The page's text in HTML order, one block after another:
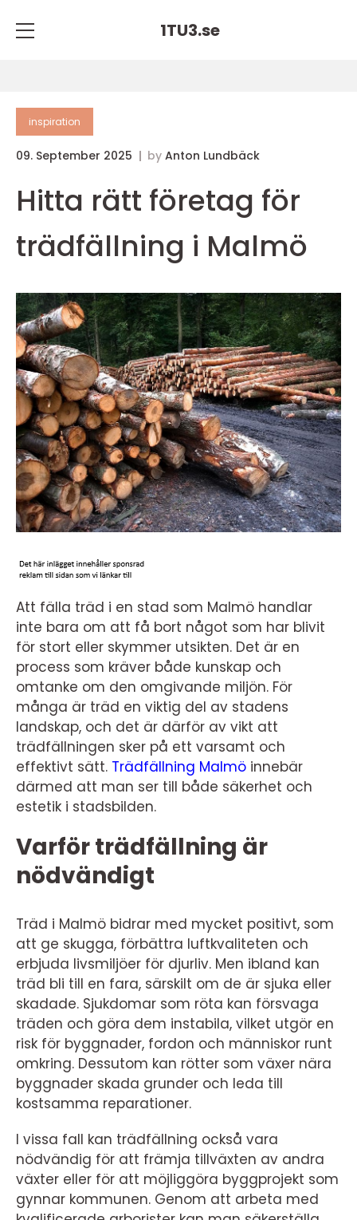
1TU3.se
inspiration
09. September 2025 by Anton Lundbäck
Hitta rätt företag för
trädfällning i Malmö
Att fälla träd i en stad som Malmö handlar
inte bara om att få bort något som har blivit
för stort eller skymmer utsikten. Det är en
process som kräver både kunskap och
omtanke om den omgivande miljön. För
många är träd en viktig del av stadens
landskap, och det är därför av vikt att
trädfällningen sker på ett varsamt och
effektivt sätt. Trädfällning Malmö innebär
därmed att man ser till både säkerhet och
estetik i stadsbilden.
Varför trädfällning är
nödvändigt
Träd i Malmö bidrar med mycket positivt, som
att ge skugga, förbättra luftkvaliteten och
erbjuda livsmiljöer för djurliv. Men ibland kan
träd bli till en fara, särskilt om de är sjuka eller
skadade. Sjukdomar som röta kan försvaga
träden och göra dem instabila, vilket utgör en
risk för byggnader, fordon och människor runt
omkring. Dessutom kan rötter som växer nära
byggnader skada grunder och leda till
kostsamma reparationer.
I vissa fall kan trädfällning också vara
nödvändig för att främja tillväxten av andra
växter eller för att möjliggöra byggprojekt som
gynnar kommunen. Genom att arbeta med